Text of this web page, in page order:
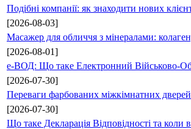
Подібні компанії: як знаходити нових
[2026-08-03]
Масажер для обличчя з мінералами:
[2026-08-01]
е-ВОД: Що таке Електронний Військово-
[2026-07-30]
Переваги фарбованих міжкімнатних дверей:
[2026-07-30]
Що таке Декларація Відповідності та коли